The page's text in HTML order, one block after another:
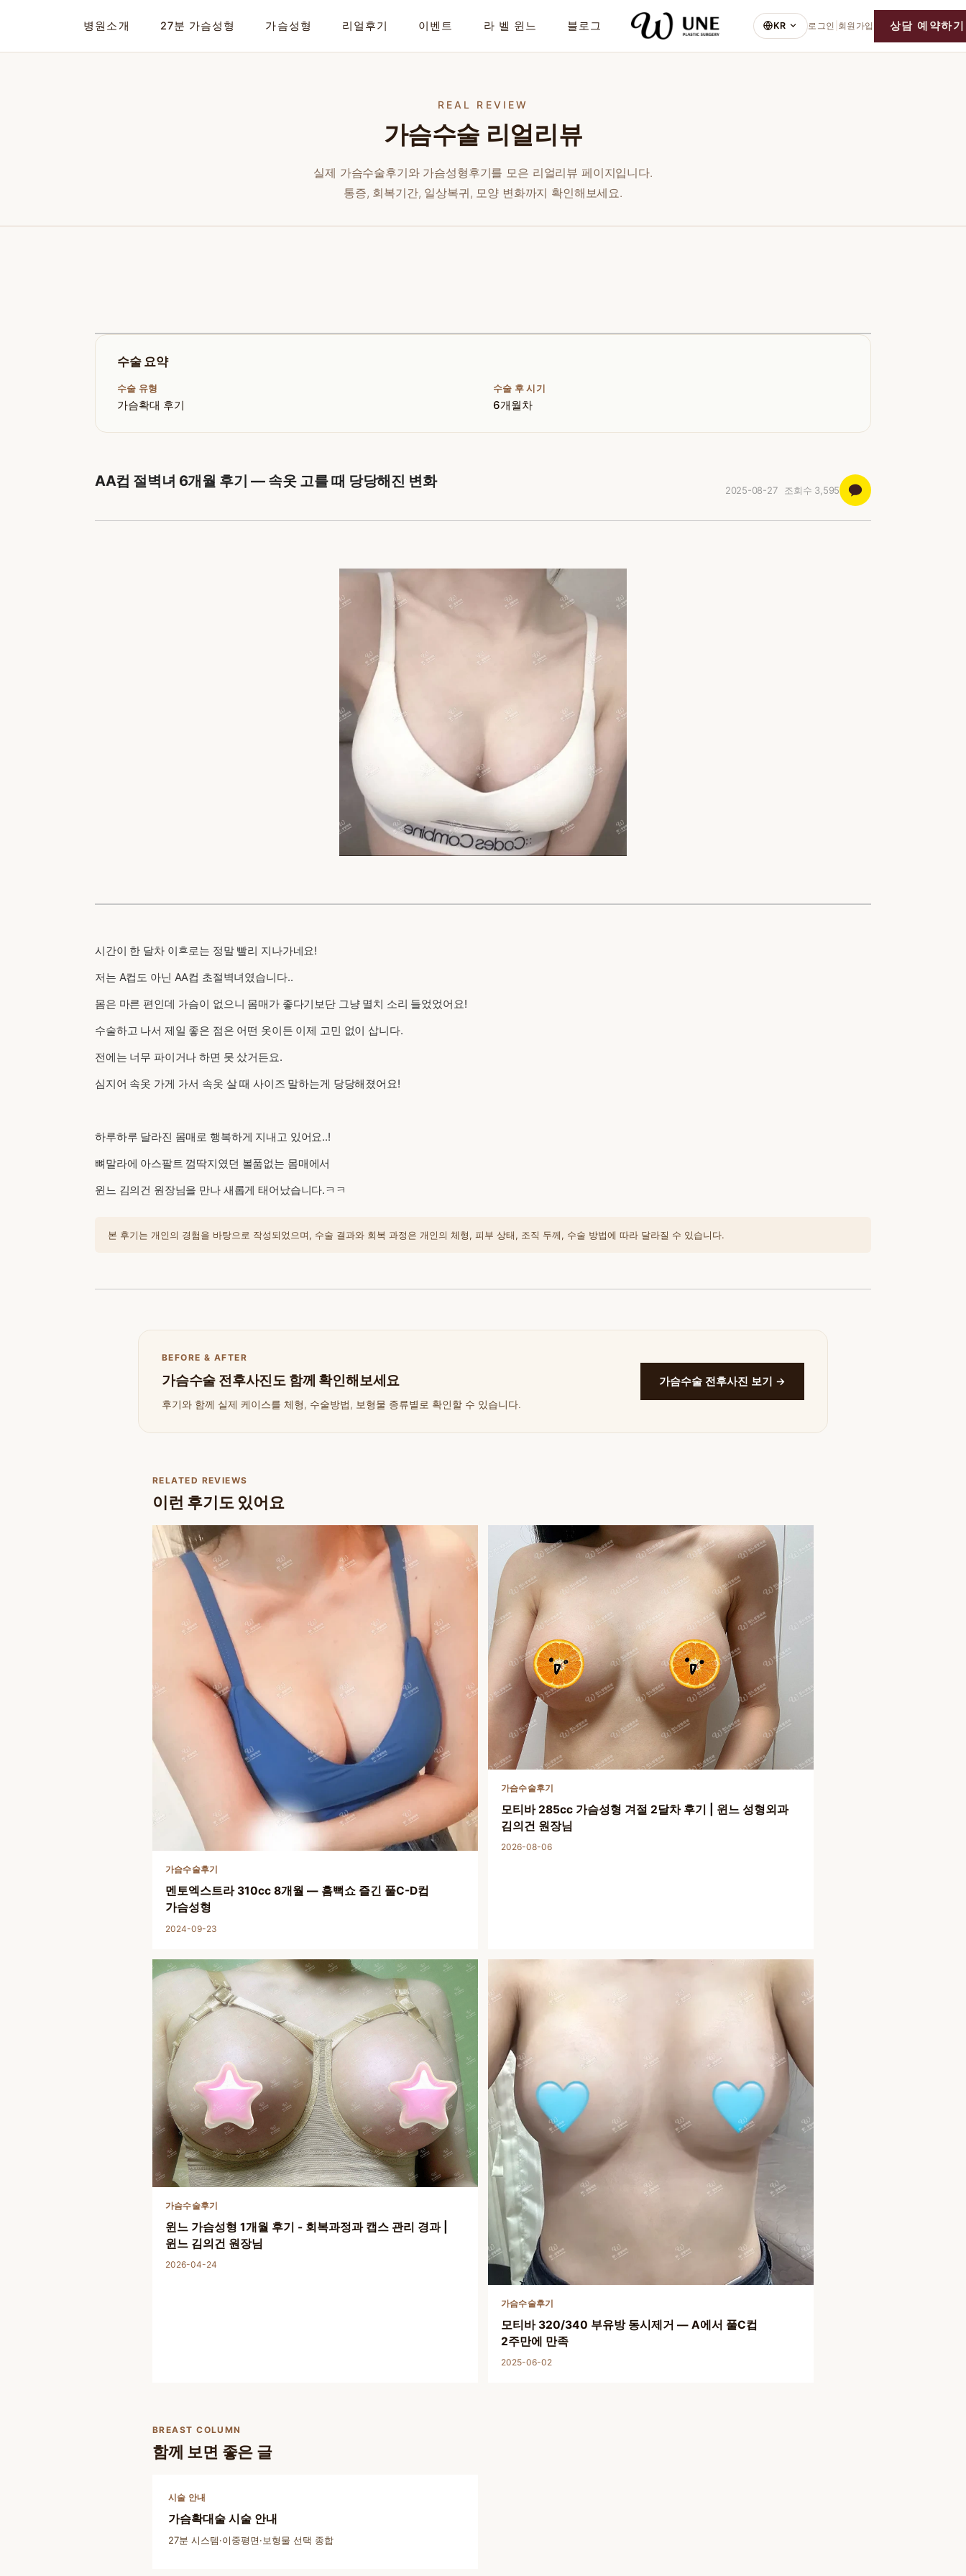
병원소개 27분 가슴성형 가슴성형 리얼후기 이벤트 라 벨 윈느 블로그 KR 로그인 회원가입 상담 예약하기
REAL REVIEW
가슴수술 리얼리뷰
실제 가슴수술후기와 가슴성형후기를 모은 리얼리뷰 페이지입니다.
통증, 회복기간, 일상복귀, 모양 변화까지 확인해보세요.
수술 요약
수술 유형
가슴확대 후기
수술 후 시기
6개월차
AA컵 절벽녀 6개월 후기 — 속옷 고를 때 당당해진 변화
2025-08-27 조회수 3,595
시간이 한 달차 이후로는 정말 빨리 지나가네요!
저는 A컵도 아닌 AA컵 초절벽녀였습니다..
몸은 마른 편인데 가슴이 없으니 몸매가 좋다기보단 그냥 멸치 소리 들었었어요!
수술하고 나서 제일 좋은 점은 어떤 옷이든 이제 고민 없이 삽니다.
전에는 너무 파이거나 하면 못 샀거든요.
심지어 속옷 가게 가서 속옷 살 때 사이즈 말하는게 당당해졌어요!
하루하루 달라진 몸매로 행복하게 지내고 있어요..!
뼈말라에 아스팔트 껌딱지였던 볼품없는 몸매에서
윈느 김의건 원장님을 만나 새롭게 태어났습니다.ㅋㅋ
본 후기는 개인의 경험을 바탕으로 작성되었으며, 수술 결과와 회복 과정은 개인의 체형, 피부 상태, 조직 두께, 수술 방법에 따라 달라질 수 있습니다.
BEFORE & AFTER
가슴수술 전후사진도 함께 확인해보세요
후기와 함께 실제 케이스를 체형, 수술방법, 보형물 종류별로 확인할 수 있습니다.
가슴수술 전후사진 보기 →
RELATED REVIEWS
이런 후기도 있어요
가슴수술후기
멘토엑스트라 310cc 8개월 — 흠뻑쇼 즐긴 풀C-D컵
가슴성형
2024-09-23
가슴수술후기
모티바 285cc 가슴성형 겨절 2달차 후기 | 윈느 성형외과
김의건 원장님
2026-08-06
가슴수술후기
윈느 가슴성형 1개월 후기 - 회복과정과 캡스 관리 경과 |
윈느 김의건 원장님
2026-04-24
가슴수술후기
모티바 320/340 부유방 동시제거 — A에서 풀C컵
2주만에 만족
2025-06-02
BREAST COLUMN
함께 보면 좋은 글
시술 안내
가슴확대술 시술 안내
27분 시스템·이중평면·보형물 선택 종합